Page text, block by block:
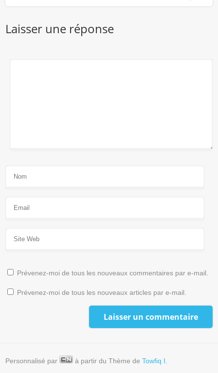
Laisser une réponse
Prévenez-moi de tous les nouveaux commentaires par e-mail.
Prévenez-moi de tous les nouveaux articles par e-mail.
Personnalisé par à partir du Thème deTowfiq I.